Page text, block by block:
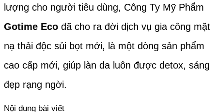
lượng cho người tiêu dùng, Công Ty Mỹ Phẩm
Gotime Eco đã cho ra đời dịch vụ gia công mặt
nạ thải độc sủi bọt mới, là một dòng sản phẩm
cao cấp mới, giúp làn da luôn được detox, sáng
đẹp rạng ngời.
Nội dung bài viết